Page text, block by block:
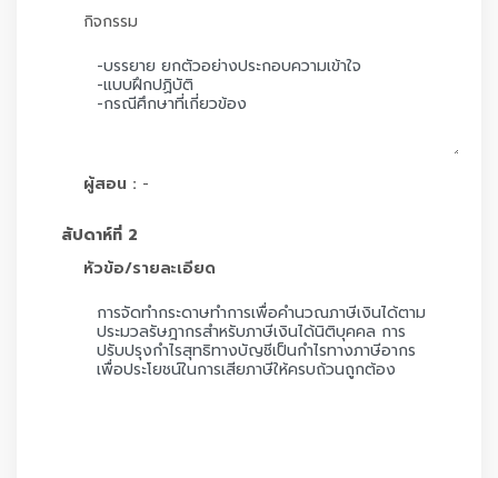
กิจกรรม
ผู้สอน : -
สัปดาห์ที่ 2
หัวข้อ/รายละเอียด